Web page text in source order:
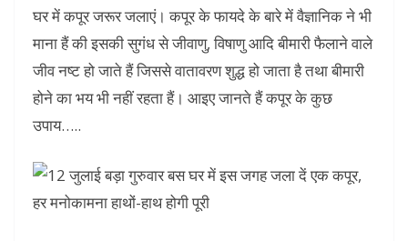
घर में कपूर जरूर जलाएं। कपूर के फायदे के बारे में वैज्ञानिक ने भी
माना हैं की इसकी सुगंध से जीवाणु, विषाणु आदि बीमारी फैलाने वाले
जीव नष्ट हो जाते हैं जिससे वातावरण शुद्ध हो जाता है तथा बीमारी
होने का भय भी नहीं रहता हैं। आइए जानते हैं कपूर के कुछ
उपाय…..